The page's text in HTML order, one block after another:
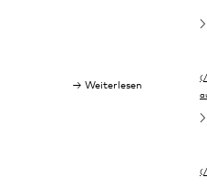
Weiterlesen